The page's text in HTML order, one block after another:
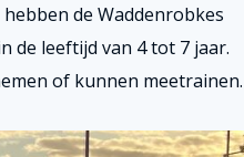
de Waddenrobkes
de leeftijd van 4 tot 7 jaar.
of kunnen meetrainen.